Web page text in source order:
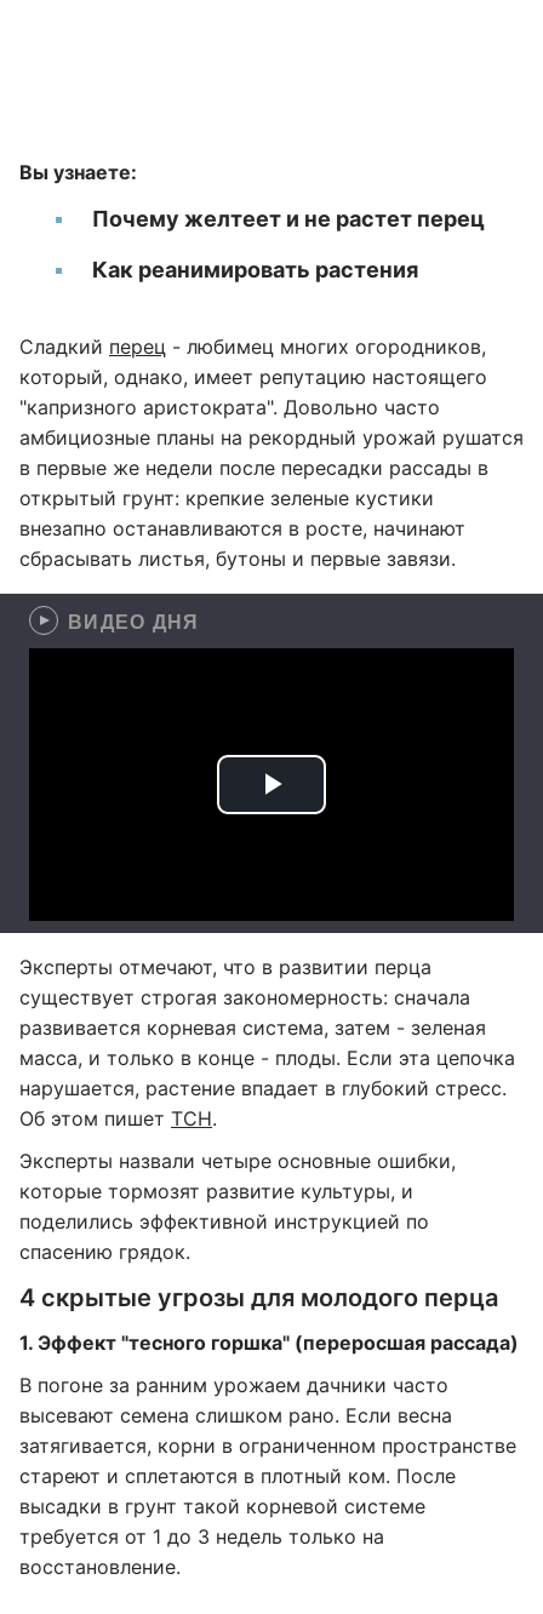
Вы узнаете:
Почему желтеет и не растет перец
Как реанимировать растения
Сладкий перец - любимец многих огородников,
который, однако, имеет репутацию настоящего
"капризного аристократа". Довольно часто
амбициозные планы на рекордный урожай рушатся
в первые же недели после пересадки рассады в
открытый грунт: крепкие зеленые кустики
внезапно останавливаются в росте, начинают
сбрасывать листья, бутоны и первые завязи.
ВИДЕО ДНЯ
Эксперты отмечают, что в развитии перца
существует строгая закономерность: сначала
развивается корневая система, затем - зеленая
масса, и только в конце - плоды. Если эта цепочка
нарушается, растение впадает в глубокий стресс.
Об этом пишет ТСН.
Эксперты назвали четыре основные ошибки,
которые тормозят развитие культуры, и
поделились эффективной инструкцией по
спасению грядок.
4 скрытые угрозы для молодого перца
1. Эффект "тесного горшка" (переросшая рассада)
В погоне за ранним урожаем дачники часто
высевают семена слишком рано. Если весна
затягивается, корни в ограниченном пространстве
стареют и сплетаются в плотный ком. После
высадки в грунт такой корневой системе
требуется от 1 до 3 недель только на
восстановление.